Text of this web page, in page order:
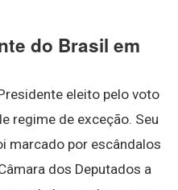
do Brasil em
eleito pelo voto
regime de exceção. Seu
marcado por escândalos
dos Deputados a